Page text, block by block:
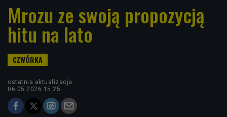
Mrozu ze swoją propozycją
hitu na lato
ostatnia aktualizacja:
06.05.2026 15:25